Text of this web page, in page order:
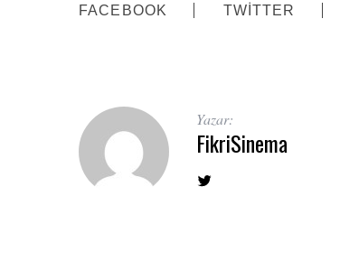
FACEBOOK TWITTER
Yazar:
FikriSinema